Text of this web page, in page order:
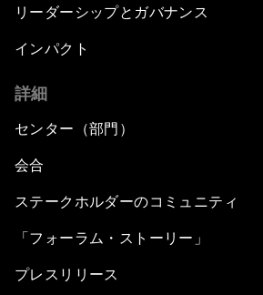
リーダーシップとガバナンス
インパクト
詳細
センター（部門）
会合
ステークホルダーのコミュニティ
「フォーラム・ストーリー」
プレスリリース